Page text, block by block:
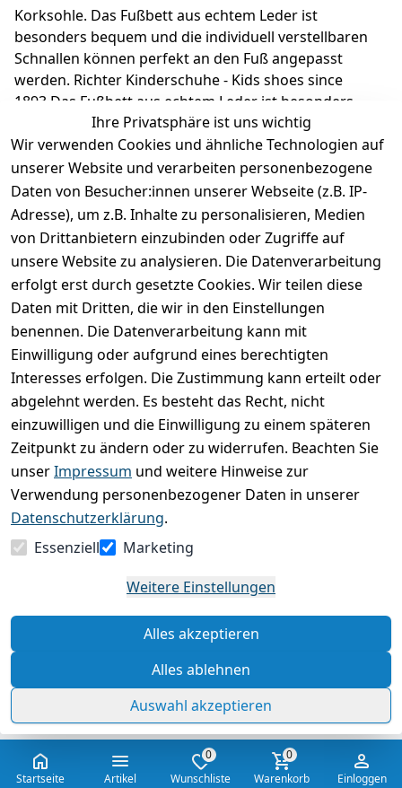
Korksohle. Das Fußbett aus echtem Leder ist
besonders bequem und die individuell verstellbaren
Schnallen können perfekt an den Fuß angepasst
werden. Richter Kinderschuhe - Kids shoes since
1893.Das Fußbett aus echtem Leder ist besonders
bequem und die individuell verstellbaren Schnallen
können perfekt an den Fuß angepasst werden. Richter
Kinderschuhe - Kids shoes since 1893.
Produktdetails
Kundenrezensionen
Durchschnittliche Bewertung
0
Basierend auf 0 Bewertung(en)
Bewertung abgeben
5
( 0 )
4
( 0 )
3
( 0 )
2
( 0 )
1
Artikel abgegeben
Rechtliche Hinweise – Klicken Sie hier für weitere
Startseite Artikel
0
Wunschliste
0
Warenkorb
Einloggen
Ihre Privatsphäre ist uns wichtig
Wir verwenden Cookies und ähnliche Technologien auf
unserer Website und verarbeiten personenbezogene
Daten von Besucher:innen unserer Webseite (z.B. IP-
Adresse), um z.B. Inhalte zu personalisieren, Medien
von Drittanbietern einzubinden oder Zugriffe auf
unsere Website zu analysieren. Die Datenverarbeitung
erfolgt erst durch gesetzte Cookies. Wir teilen diese
Daten mit Dritten, die wir in den Einstellungen
benennen. Die Datenverarbeitung kann mit
Einwilligung oder aufgrund eines berechtigten
Interesses erfolgen. Die Zustimmung kann erteilt oder
abgelehnt werden. Es besteht das Recht, nicht
einzuwilligen und die Einwilligung zu einem späteren
Zeitpunkt zu ändern oder zu widerrufen. Beachten Sie
unserImpressum und weitere Hinweise zur
Verwendung personenbezogener Daten in unserer
Datenschutzerklärung.
Essenziell
Marketing
Weitere Einstellungen
Alles akzeptieren
Alles ablehnen
Auswahl akzeptieren